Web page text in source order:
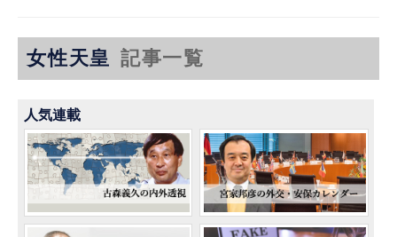
女性天皇 記事一覧
人気連載